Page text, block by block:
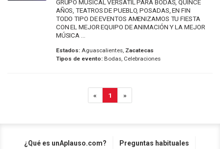
GRUPO MUSICAL VERSÁTIL PARA BODAS, QUINCE
AÑOS, TEATROS DE PUEBLO, POSADAS, EN FIN
TODO TIPO DE EVENTOS AMENIZAMOS TU FIESTA
CON EL MEJOR EQUIPO DE ANIMACIÓN Y LA MEJOR
MÚSICA ...
Estados:Aguascalientes, Zacatecas
Tipos de evento:Bodas, Celebraciones
« 1 »
¿Qué es unAplauso.com? Preguntas habituales